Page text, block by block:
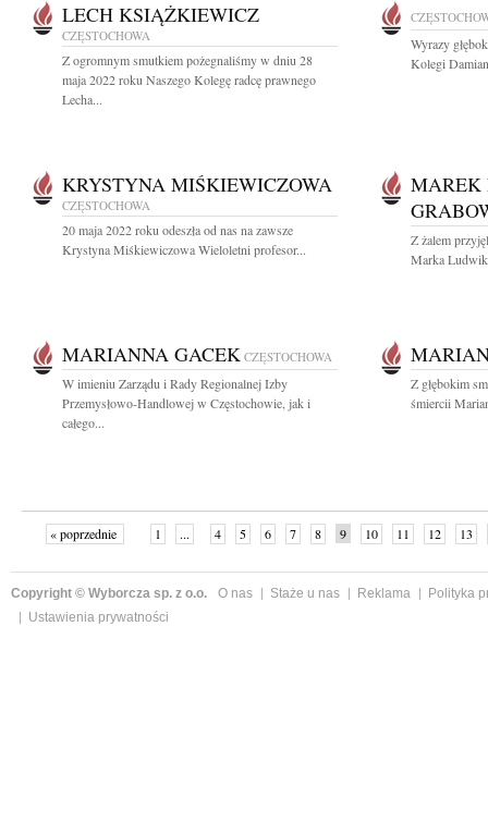
LECH KSIĄŻKIEWICZ
CZĘSTOCHOWA
Z ogromnym smutkiem pożegnaliśmy w dniu 28
maja 2022 roku Naszego Kolegę radcę prawnego
Lecha...
Wyrazy
Kolegi
KRYSTYNA MIŚKIEWICZOWA
CZĘSTOCHOWA
20 maja 2022 roku odeszła od nas na zawsze
Krystyna Miśkiewiczowa Wieloletni profesor...
MAREK
Z żalem
Marka
MARIANNA GACEK CZĘSTOCHOWA
W imieniu Zarządu i Rady Regionalnej Izby
Przemysłowo-Handlowej w Częstochowie, jak i
całego...
Z głębokim
śmiercii
« poprzednie 1 ... 4 5 6 7 8 9 10 11 12 13
Copyright © Wyborcza sp. z o.o. O nas Staże u nas Reklama
Polityka
Ustawienia prywatności